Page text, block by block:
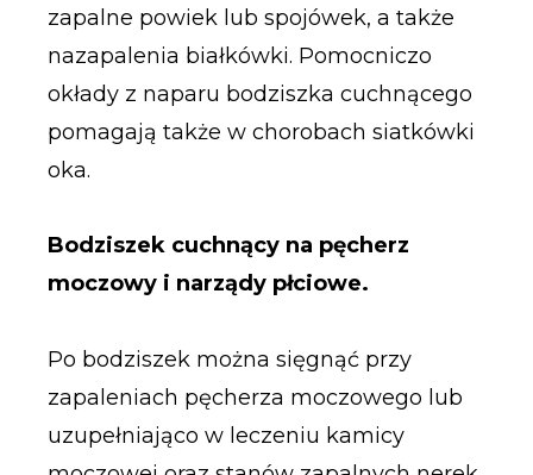
zapalne powiek lub spojówek, a także
nazapalenia białkówki. Pomocniczo
okłady z naparu bodziszka cuchnącego
pomagają także w chorobach siatkówki
oka.
Bodziszek cuchnący na pęcherz
moczowy i narządy płciowe.
Po bodziszek można sięgnąć przy
zapaleniach pęcherza moczowego lub
uzupełniająco w leczeniu kamicy